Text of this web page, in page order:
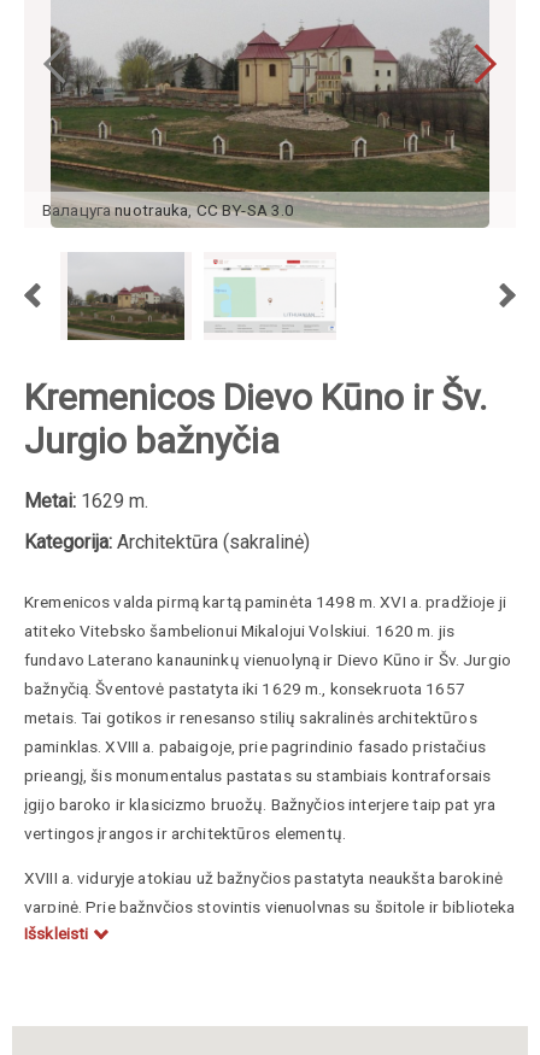
Валацугаnuotrauka,CC BY-SA 3.0
Kremenicos Dievo Kūno ir Šv.
Jurgio bažnyčia
Metai: 1629 m.
Kategorija: Architektūra (sakralinė)
Kremenicos valda pirmą kartą paminėta 1498 m. XVI a. pradžioje ji
atiteko Vitebsko šambelionui Mikalojui Volskiui. 1620 m. jis
fundavo Laterano kanauninkų vienuolyną ir Dievo Kūno ir Šv. Jurgio
bažnyčią. Šventovė pastatyta iki 1629 m., konsekruota 1657
metais. Tai gotikos ir renesanso stilių sakralinės architektūros
paminklas. XVIII a. pabaigoje, prie pagrindinio fasado pristačius
prieangį, šis monumentalus pastatas su stambiais kontraforsais
įgijo baroko ir klasicizmo bruožų. Bažnyčios interjere taip pat yra
vertingos įrangos ir architektūros elementų.
XVIII a. viduryje atokiau už bažnyčios pastatyta neaukšta barokinė
varpinė. Prie bažnyčios stovintis vienuolynas su špitole ir biblioteka
1832 m. buvo uždarytas, o XX a. 5-ajame dešimtmetyje sudegintas.
Išskleisti